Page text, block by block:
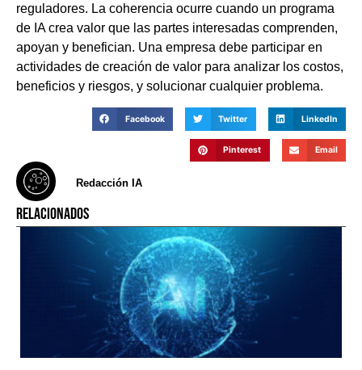
reguladores. La coherencia ocurre cuando un programa
de IA crea valor que las partes interesadas comprenden,
apoyan y benefician. Una empresa debe participar en
actividades de creación de valor para analizar los costos,
beneficios y riesgos, y solucionar cualquier problema.
Facebook Twitter LinkedIn
Pinterest Email
Redacción IA
RELACIONADOS